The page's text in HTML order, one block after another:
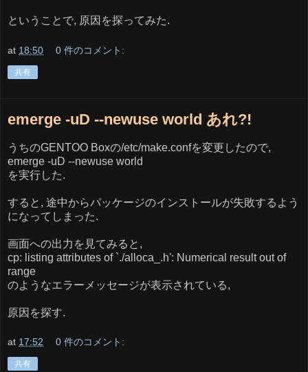
ということで, 原因を探ってみた.
at 18:50 0 件のコメント:
共有
emerge -uD --newuse world あれ?!
うちのGENTOO Boxの/etc/make.confを変更したので,
emerge -uD --newuse world
を実行した.
すると, 途中からパッケージのインストールが失敗するよう
になってしまった.
画面への出力を見てみると,
cp: listing attributes of `./alloca_.h': Numerical result out of
range
のようなエラーメッセージが表示されている,
原因を探す.
at 17:52 0 件のコメント:
共有